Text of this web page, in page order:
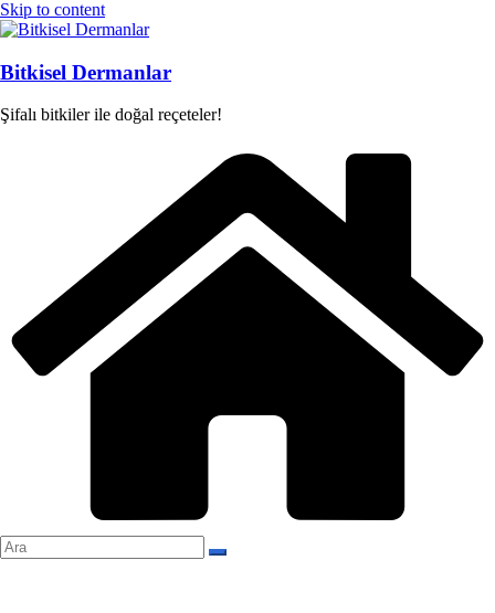
Skip to content
Bitkisel Dermanlar
Şifalı bitkiler ile doğal reçeteler!